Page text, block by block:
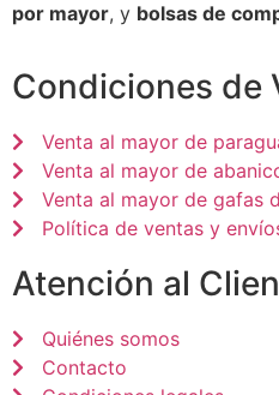
por mayor, y bolsas de
Condiciones de
Venta al mayor de
Venta al mayor de
Venta al mayor de gafas
Política de ventas y
Atención al
Quiénes somos
Contacto